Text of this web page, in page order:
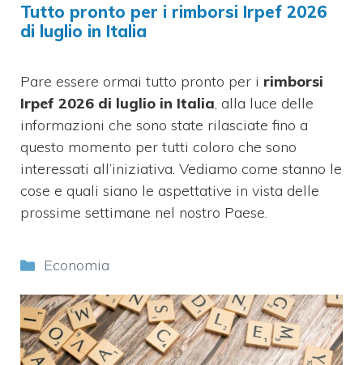
Tutto pronto per i rimborsi Irpef 2026
di luglio in Italia
Pare essere ormai tutto pronto per i rimborsi
Irpef 2026 di luglio in Italia, alla luce delle
informazioni che sono state rilasciate fino a
questo momento per tutti coloro che sono
interessati all’iniziativa. Vediamo come stanno le
cose e quali siano le aspettative in vista delle
prossime settimane nel nostro Paese.
Categorie
Economia